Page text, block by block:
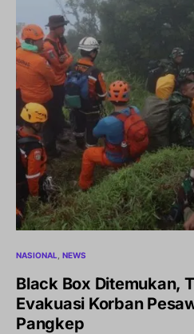
NASIONAL NEWS
Black Box Ditemukan,
Evakuasi Korban
Pangkep